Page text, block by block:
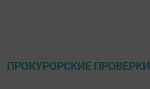
ПРОКУРОРСКИЕ ПРОВЕРКИ